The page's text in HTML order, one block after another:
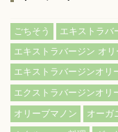
ごちそう エキストラバ
エキストラバージン オ
エキストラバージンオリ
エクストラバージンオリ
オリーブマノン
オーガ